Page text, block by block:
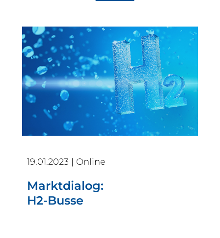
19.01.2023 | Online
Marktdialog:
H2-Busse